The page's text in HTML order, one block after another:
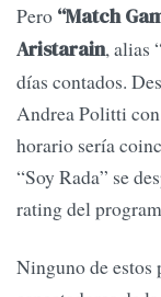
Pero “Match
Aristarain, alias
días contados.
Andrea Politti
horario sería
“Soy Rada” se
rating del
Ninguno de estos